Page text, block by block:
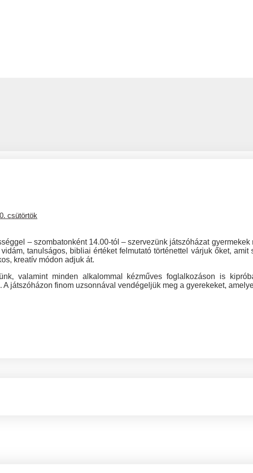
csütörtök
– szombatonként 14.00-tól – szervezünk játszóházat
tanulságos, bibliai értéket felmutató történettel várjuk őket,
kreatív módon adjuk át.
valamint minden alkalommal kézműves foglalkozáson is
játszóházon finom uzsonnával vendégeljük meg a gyerekeket,